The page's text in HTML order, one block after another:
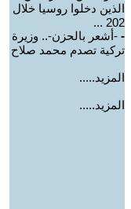
الذين دخلوا روسيا خلال
202 ...
- -أشعر بالحزن-.. وزيرة
تركية تصدم محمد صلاح
المزيد.....
المزيد.....